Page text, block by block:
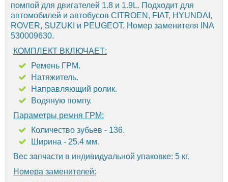
помпой для двигателей 1.8 и 1.9L. Подходит для
автомобилей и автобусов CITROEN, FIAT, HYUNDAI,
ROVER, SUZUKI и PEUGEOT. Номер заменителя INA
530009630.
КОМПЛЕКТ ВКЛЮЧАЕТ:
Ремень ГРМ.
Натяжитель.
Направляющий ролик.
Водяную помпу.
Параметры ремня ГРМ:
Количество зубьев - 136.
Ширина - 25.4 мм.
Вес запчасти в индивидуальной упаковке: 5 кг.
Номера заменителей: